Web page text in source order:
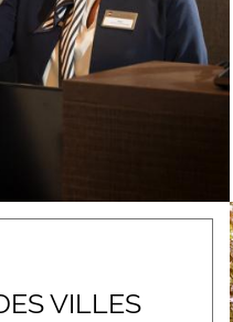
VILLES